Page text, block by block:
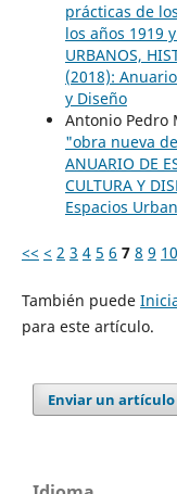
prácticas de
los años 1919
URBANOS,
(2018):
y Diseño
Antonio Pedro
"obra nueva
ANUARIO DE
CULTURA Y
Espacios
<< < 2 3 4 5 6 7 8 9 10
También puede
para este artículo.
Enviar un artículo